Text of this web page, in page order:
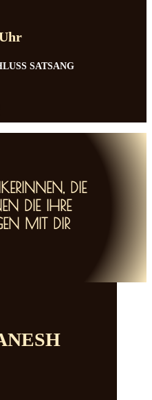
SATSANG
DIE
DIE IHRE
MIT DIR